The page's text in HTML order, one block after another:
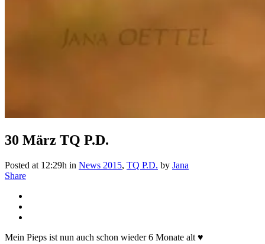
30 März TQ P.D.
Posted at 12:29h in News 2015, TQ P.D. by Jana
Share
Mein Pieps ist nun auch schon wieder 6 Monate alt ♥